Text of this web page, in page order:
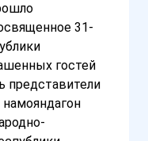
31-
гостей
представители